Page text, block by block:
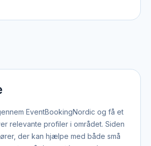
EventBookingNordic og få et
relevante profiler i området. Siden
der kan hjælpe med både små